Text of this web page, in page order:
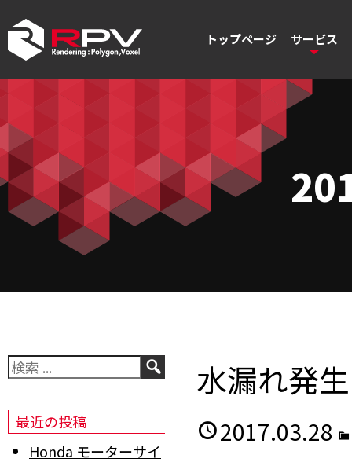
トップページ サービス
水漏れ発
2017.03.28
最近の投稿
Honda モーターサイ